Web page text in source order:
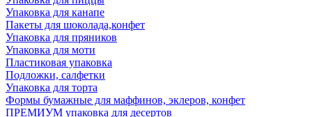
Упаковка для канапе
Пакеты для шоколада,конфет
Упаковка для пряников
Упаковка для моти
Пластиковая упаковка
Подложки, салфетки
Упаковка для торта
Формы бумажные для маффинов, эклеров, конфет
ПРЕМИУМ упаковка для десертов